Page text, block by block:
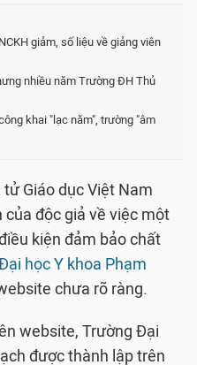
giảm, số liệu về giảng viên
nhiều năm Trường ĐH Thủ
khai "lạc năm", trường "âm
Giáo dục Việt Nam
của độc giả về việc một
kiện đảm bảo chất
học Y khoa Phạm
chưa rõ ràng.
website, Trường Đại
được thành lập trên